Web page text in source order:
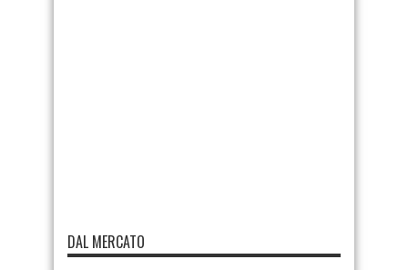
DAL MERCATO